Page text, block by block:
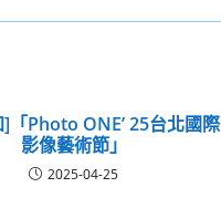
「Photo ONE’ 25台北國際
影像藝術節」
2025-04-25